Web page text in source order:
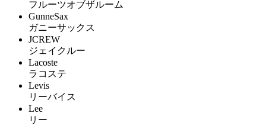
フルーツオブザルーム
GunneSax
ガニーサックス
JCREW
ジェイクルー
Lacoste
ラコステ
Levis
リーバイス
Lee
リー